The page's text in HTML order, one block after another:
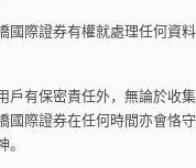
國際證券有權就處理任何資
戶有保密責任外，無論於收
國際證券在任何時間亦會恪